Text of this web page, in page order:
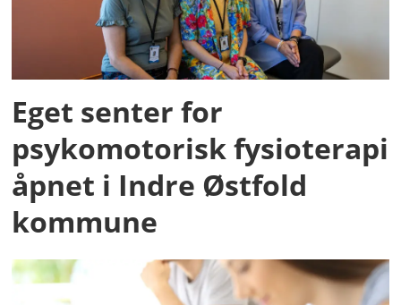
Eget senter for
psykomotorisk fysioterapi
åpnet i Indre Østfold
kommune